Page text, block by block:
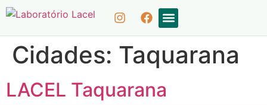
Cidades: Taquarana
LACEL Taquarana